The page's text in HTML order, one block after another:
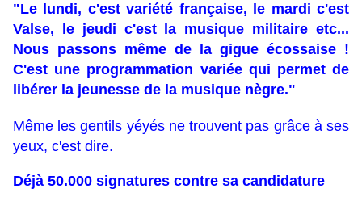
"Le lundi, c'est variété française, le mardi c'est
Valse, le jeudi c'est la musique militaire etc...
Nous passons même de la gigue écossaise !
C'est une programmation variée qui permet de
libérer la jeunesse de la musique nègre."
Même les gentils yéyés ne trouvent pas grâce à ses
yeux, c'est dire.
Déjà 50.000 signatures contre sa candidature